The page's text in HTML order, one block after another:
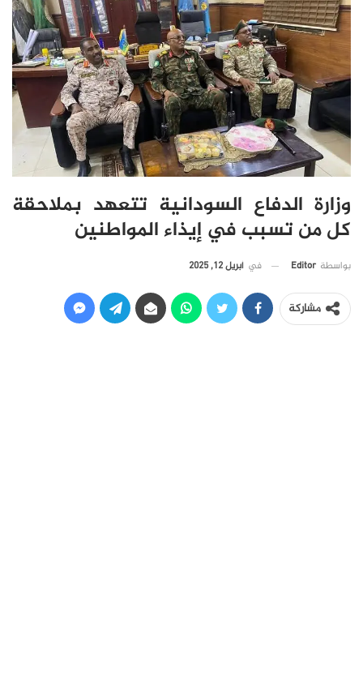
وزارة الدفاع السودانية تتعهد بملاحقة
كل من تسبب في إيذاء المواطنين
بواسطة Editor في أبريل 12, 2025
مشاركة